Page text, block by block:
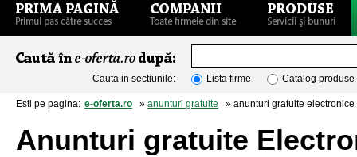
Cauta in sectiunile: Lista firme Catalog produse
Esti pe pagina: e-oferta.ro » anunturi gratuite » anunturi gratuite
Anunturi gratuite